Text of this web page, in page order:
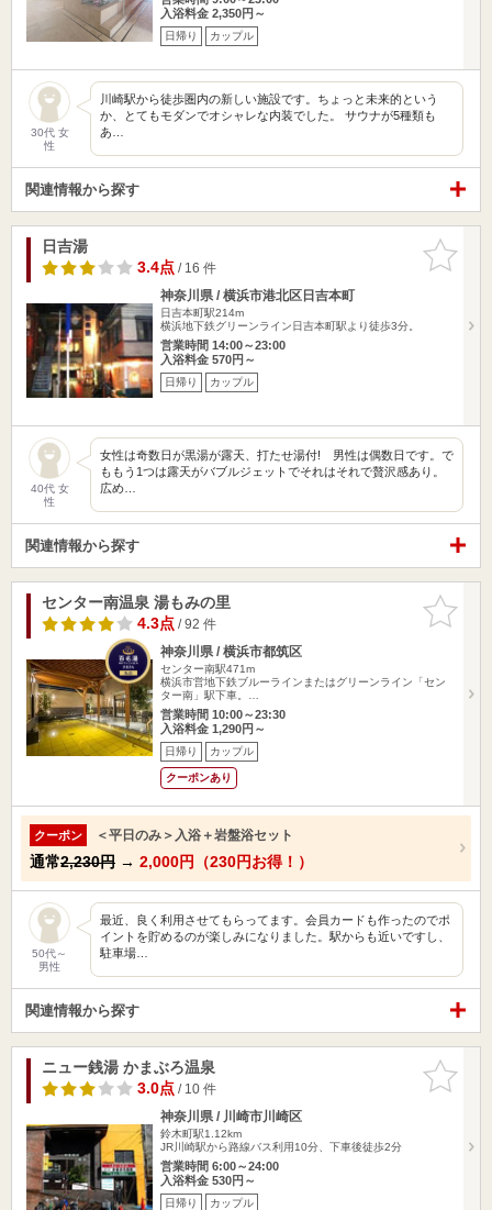
入浴料金 2,350円～
日帰り カップル
30代 女
性
川崎駅から徒歩圏内の新しい施設です。ちょっと未来的という
か、とてもモダンでオシャレな内装でした。 サウナが5種類も
あ…
関連情報から探す
お気に入
りに追加
日吉湯
3.4点/ 16 件
神奈川県 / 横浜市港北区日吉本町
日吉本町駅214m
横浜地下鉄グリーンライン日吉本町駅より徒歩3分。
営業時間 14:00～23:00
入浴料金 570円～
日帰り カップル
40代 女
性
女性は奇数日が黒湯が露天、打たせ湯付! 男性は偶数日です。で
ももう1つは露天がバブルジェットでそれはそれで贅沢感あり。
広め…
関連情報から探す
お気に入
りに追加
センター南温泉 湯もみの里
4.3点/ 92 件
神奈川県 / 横浜市都筑区
センター南駅471m
横浜市営地下鉄ブルーラインまたはグリーンライン「セン
ター南」駅下車。…
営業時間 10:00～23:30
入浴料金 1,290円～
日帰り カップル
クーポンあり
クーポン ＜平日のみ＞入浴＋岩盤浴セット
通常2,230円 → 2,000円（230円お得！）
50代～
男性
最近、良く利用させてもらってます。会員カードも作ったのでポ
イントを貯めるのが楽しみになりました。駅からも近いですし、
駐車場…
関連情報から探す
お気に入
りに追加
ニュー銭湯 かまぶろ温泉
3.0点/ 10 件
神奈川県 / 川崎市川崎区
鈴木町駅1.12km
JR川崎駅から路線バス利用10分、下車後徒歩2分
営業時間 6:00～24:00
入浴料金 530円～
日帰り カップル